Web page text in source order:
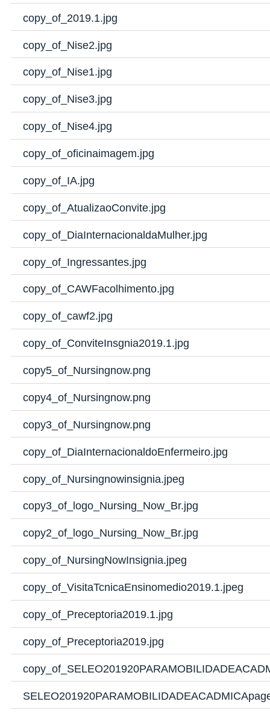
copy_of_2019.1.jpg
copy_of_Nise2.jpg
copy_of_Nise1.jpg
copy_of_Nise3.jpg
copy_of_Nise4.jpg
copy_of_oficinaimagem.jpg
copy_of_IA.jpg
copy_of_AtualizaoConvite.jpg
copy_of_DiaInternacionaldaMulher.jpg
copy_of_Ingressantes.jpg
copy_of_CAWFacolhimento.jpg
copy_of_cawf2.jpg
copy_of_ConviteInsgnia2019.1.jpg
copy5_of_Nursingnow.png
copy4_of_Nursingnow.png
copy3_of_Nursingnow.png
copy_of_DiaInternacionaldoEnfermeiro.jpg
copy_of_Nursingnowinsignia.jpeg
copy3_of_logo_Nursing_Now_Br.jpg
copy2_of_logo_Nursing_Now_Br.jpg
copy_of_NursingNowInsignia.jpeg
copy_of_VisitaTcnicaEnsinomedio2019.1.jpeg
copy_of_Preceptoria2019.1.jpg
copy_of_Preceptoria2019.jpg